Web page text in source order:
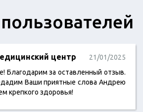
центр
21/01/2025
Благодарим за оставленный отзыв.
Ваши приятные слова Андрею
крепкого здоровья!